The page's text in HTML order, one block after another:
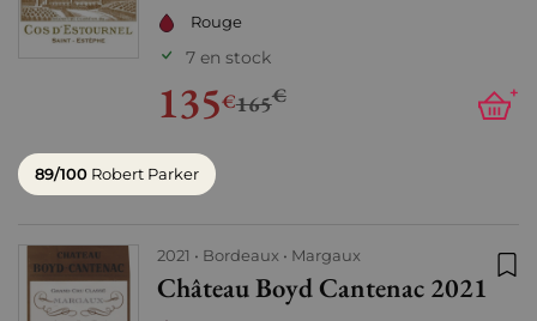
Rouge
7 en stock
135€165€ +
89/100 Robert Parker
2021 Bordeaux Margaux
Château Boyd Cantenac 2021